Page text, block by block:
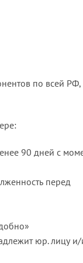
по всей
90 дней с
перед
юр. лицу и/